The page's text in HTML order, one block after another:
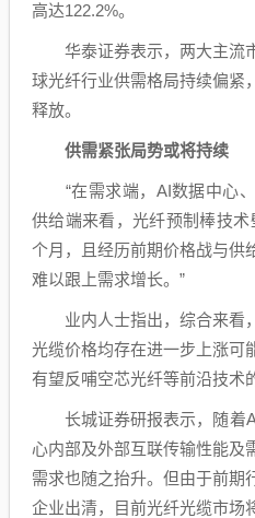
高达122.2%。
华泰证券表示，两大主流
球光纤行业供需格局持续偏紧
释放。
供需紧张局势或将持续
“在需求端，AI数据中心
供给端来看，光纤预制棒技
个月，且经历前期价格战与供
难以跟上需求增长。”
业内人士指出， 综合来看
光缆价格均存在进一步上涨可
有望反哺空芯光纤等前沿技术
长城证券研报表示，随着
心内部及外部互联传输性能及
需求也随之抬升。但由于前期
企业出清，目前光纤光缆市场